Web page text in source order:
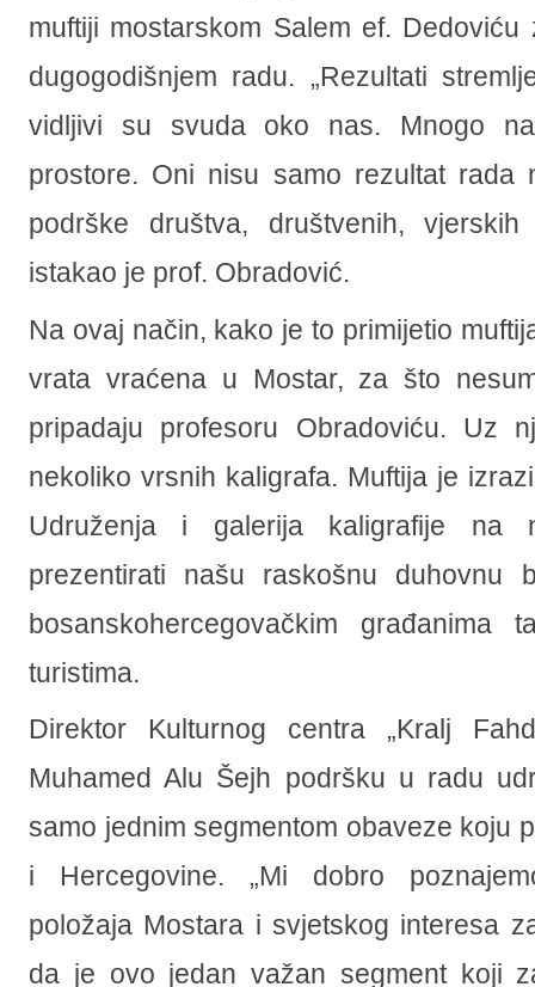
muftiji mostarskom Salem ef.
dugogodišnjem radu. „Rezultati
vidljivi su svuda oko nas. Mnogo
prostore. Oni nisu samo rezultat rada
podrške društva, društvenih,
istakao je prof. Obradović.
Na ovaj način, kako je to primijetio
vrata vraćena u Mostar, za što
pripadaju profesoru Obradoviću. Uz
nekoliko vrsnih kaligrafa. Muftija je
Udruženja i galerija kaligrafije na
prezentirati našu raskošnu duhovnu
bosanskohercegovačkim građanima
turistima.
Direktor Kulturnog centra „Kralj
Muhamed Alu Šejh podršku u radu
samo jednim segmentom obaveze koju
i Hercegovine. „Mi dobro
položaja Mostara i svjetskog interesa
da je ovo jedan važan segment koji